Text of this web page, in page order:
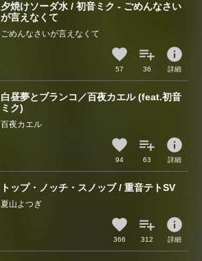
夕焼けソーダ水 / 初音ミク - ごめんなさい
が言えなくて
ごめんなさいが言えなくて
57 36
info
詳細
白昼夢とブランコ／百夜カエル (feat.初音
ミク)
百夜カエル
94 63
info
詳細
トップ・ノッチ・スノッブ / 重音テトSV
夏山よつぎ
366 312
info
詳細